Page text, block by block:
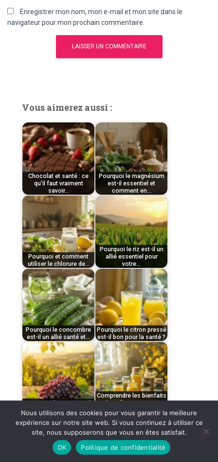
Enregistrer mon nom, mon e-mail et mon site dans le
navigateur pour mon prochain commentaire.
Vous aimerez aussi :
Chocolat et santé : ce
qu’il faut vraiment
savoir…
par
Tom
décembre 11, 2025Le
chocolat possède des
propriétés
nutritionnelles
remarquables grâce à
sa…
Pourquoi le magnésium
est-il essentiel et
comment en…
par
Tom
décembre 11, 2025Le
magnésium joue un
rôle fondamental dans
plus de 300…
Pourquoi et comment
utiliser le chlorure de…
par
Tom
décembre 11, 2025Le
chlorure de
magnésium est
reconnu pour ses
multiples bienfaits…
Pourquoi le riz est-il un
allié essentiel pour
votre…
par
décembre 14, 2025Le
riz constitue un aliment
de base pour plus de…
Pourquoi le concombre
est-il un allié santé et…
par
Tom
décembre 11, 2025 Le
concombre se révèle
Pourquoi le citron pressé
est-il bon pour la santé ?
par
Tom
novembre 20, 2025 Le
citron pressé regorge
Pourquoi le raisin est-il
bénéfique pour la santé ?
par
Comprendre les bienfaits
du pollen pour votre
santé…
par
Tom
Nous utilisons des cookies pour vous garantir la meilleure
expérience sur notre site web. Si vous continuez à utiliser ce
site, nous supposerons que vous en êtes satisfait.
OK
Politique de confidentialité